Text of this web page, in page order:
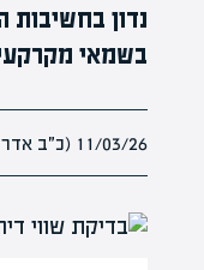
נדון בחשיבות
בשמאי
11/03/26 (כ״ב אדר תשפ״ו)